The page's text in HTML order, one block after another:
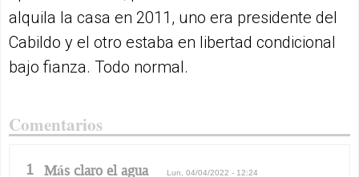
alquila la casa en 2011, uno era presidente del
Cabildo y el otro estaba en libertad condicional
bajo fianza. Todo normal.
Comentarios
1 Más claro el agua Lun, 04/04/2022 - 12:24